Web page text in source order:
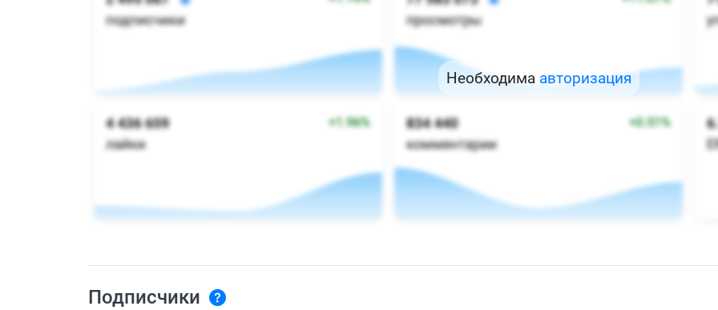
Необходима авторизация
Подписчики